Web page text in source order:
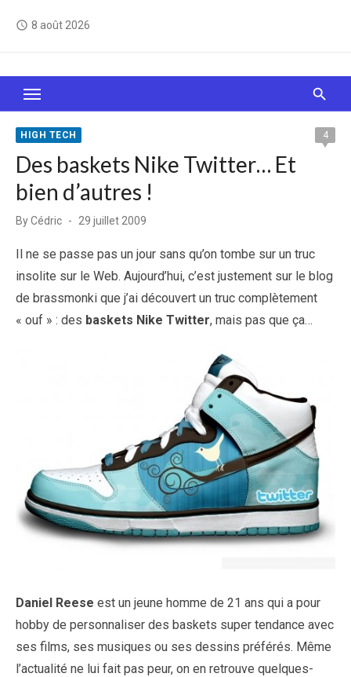
access_time 8 août 2026
Le Web, c'est comme une boîte de chocolats… On
sait jamais sur quoi on va tomber !
HIGH TECH 4
Des baskets Nike Twitter… Et
bien d’autres !
ByCédric
Posted
29 juillet 2009
Il ne se passe pas un jour sans qu’on tombe sur un truc
insolite sur le Web. Aujourd’hui, c’est justement sur le blog
de brassmonki que j’ai découvert un truc complètement
« ouf » : des baskets Nike Twitter, mais pas que ça…
Daniel Reese est un jeune homme de 21 ans qui a pour
hobby de personnaliser des baskets super tendance avec
ses films, ses musiques ou ses dessins préférés. Même
l’actualité ne lui fait pas peur, on en retrouve quelques-